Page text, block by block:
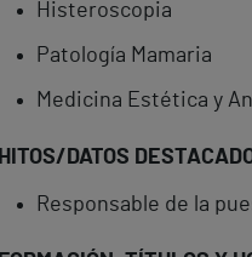
Histeroscopia
Patología Mamaria
Medicina Estética y
HITOS/DATOS
Responsable de la